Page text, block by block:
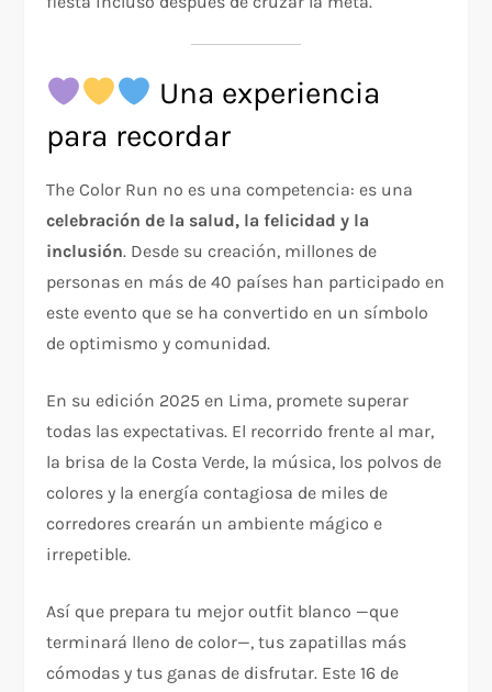
Una experiencia
para recordar
The Color Run no es una competencia: es una
celebración de la salud, la felicidad y la
inclusión. Desde su creación, millones de
personas en más de 40 países han participado en
este evento que se ha convertido en un símbolo
de optimismo y comunidad.
En su edición 2025 en Lima, promete superar
todas las expectativas. El recorrido frente al mar,
la brisa de la Costa Verde, la música, los polvos de
colores y la energía contagiosa de miles de
corredores crearán un ambiente mágico e
irrepetible.
Así que prepara tu mejor outfit blanco —que
terminará lleno de color—, tus zapatillas más
cómodas y tus ganas de disfrutar. Este 16 de